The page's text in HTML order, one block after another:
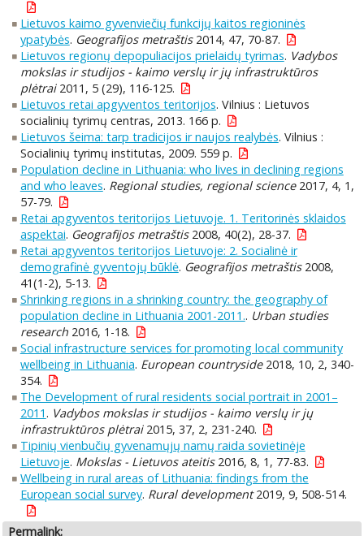
Lietuvos kaimo gyvenviečių funkcijų kaitos regioninės
ypatybės. Geografijos metraštis2014, 47, 70-87.
Lietuvos regionų depopuliacijos prielaidų tyrimas. Vadybos
mokslas ir studijos - kaimo verslų ir jų infrastruktūros
plėtrai2011, 5 (29), 116-125.
Lietuvos retai apgyventos teritorijos. Vilnius : Lietuvos
socialinių tyrimų centras, 2013. 166 p.
Lietuvos šeima: tarp tradicijos ir naujos realybės. Vilnius :
Socialinių tyrimų institutas, 2009. 559 p.
Population decline in Lithuania: who lives in declining regions
and who leaves. Regional studies, regional science2017, 4, 1,
57-79.
Retai apgyventos teritorĳos Lietuvoje. 1. Teritorinės sklaidos
aspektai. Geografijos metraštis2008, 40(2), 28-37.
Retai apgyventos teritorĳos Lietuvoje: 2. Socialinė ir
demografinė gyventojų būklė. Geografijos metraštis2008,
41(1-2), 5-13.
Shrinking regions in a shrinking country: the geography of
population decline in Lithuania 2001-2011.. Urban studies
research2016, 1-18.
Social infrastructure services for promoting local community
wellbeing in Lithuania. European countryside2018, 10, 2, 340-
354.
The Development of rural residents social portrait in 2001–
2011 . Vadybos mokslas ir studijos - kaimo verslų ir jų
infrastruktūros plėtrai2015, 37, 2, 231-240.
Tipinių vienbučių gyvenamųjų namų raida sovietinėje
Lietuvoje. Mokslas - Lietuvos ateitis2016, 8, 1, 77-83.
Wellbeing in rural areas of Lithuania: findings from the
European social survey. Rural development2019, 9, 508-514.
Permalink: